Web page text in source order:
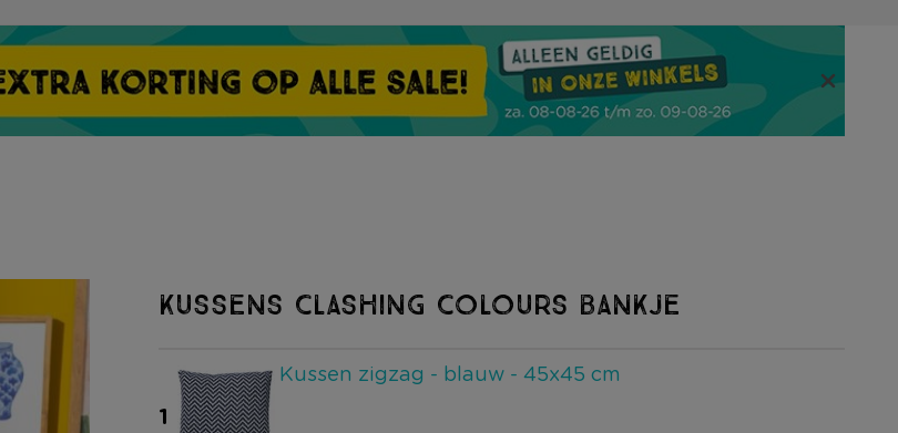
KUSSENS CLASHING COLOURS BANKJE
1
Kussen zigzag - blauw - 45x45 cm